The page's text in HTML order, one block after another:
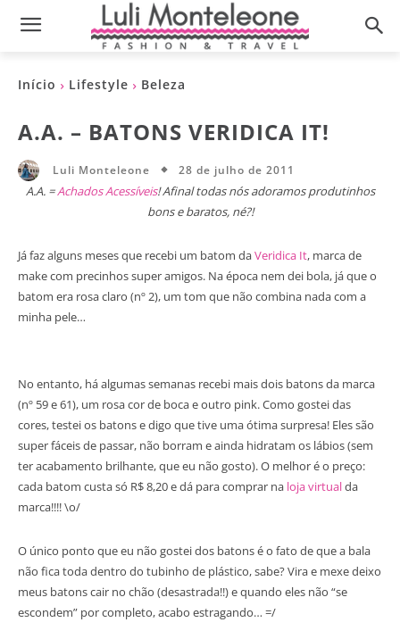
Início Lifestyle Beleza
A.A. – BATONS VERIDICA IT!
Luli Monteleone 28 de julho de 2011
A.A. =Achados Acessíveis! Afinal todas nós adoramos produtinhos
bons e baratos, né?!
Já faz alguns meses que recebi um batom daVeridica It, marca de
make com precinhos super amigos. Na época nem dei bola, já que o
batom era rosa claro (nº 2), um tom que não combina nada com a
minha pele…
No entanto, há algumas semanas recebi mais dois batons da marca
(nº 59 e 61), um rosa cor de boca e outro pink. Como gostei das
cores, testei os batons e digo que tive uma ótima surpresa! Eles são
super fáceis de passar, não borram e ainda hidratam os lábios (sem
ter acabamento brilhante, que eu não gosto). O melhor é o preço:
cada batom custa só R$ 8,20 e dá para comprar na loja virtualda
marca!!!! \o/
O único ponto que eu não gostei dos batons é o fato de que a bala
não fica toda dentro do tubinho de plástico, sabe? Vira e mexe deixo
meus batons cair no chão (desastrada!!) e quando eles não “se
escondem” por completo, acabo estragando… =/